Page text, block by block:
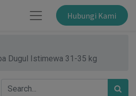
Hubungi Kami
Dugul Istimewa 31-35 kg